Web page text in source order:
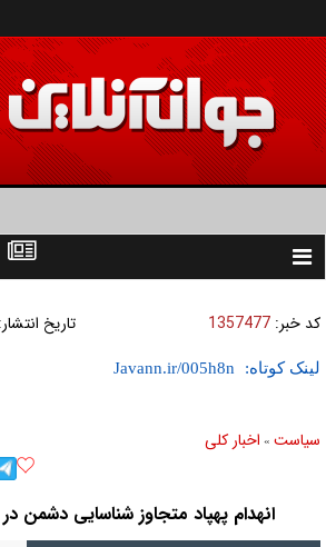
Toggle
کد خبر: 1357477 تاریخ انتشار:
لینک کوتاه:
سیاست » اخبار کلی
انهدام پهپاد متجاوز شناسایی دشمن